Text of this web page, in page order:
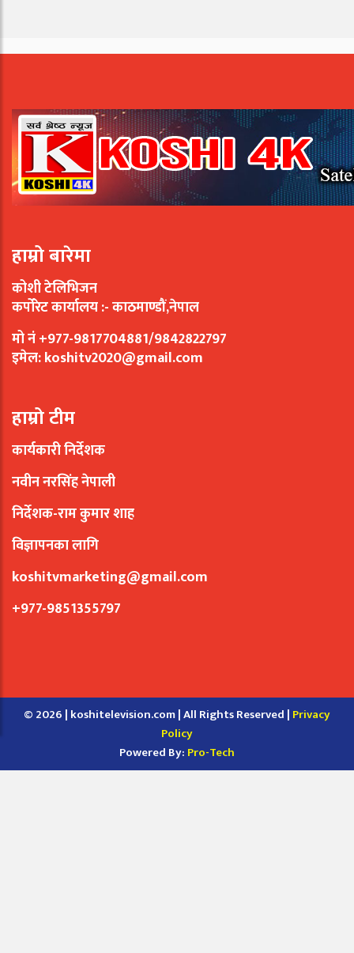
हाम्रो बारेमा
कोशी टेलिभिजन
कर्पोरेट कार्यालय :- काठमाण्डौं,नेपाल
मो नं +977-9817704881/9842822797
इमेल:koshitv2020@gmail.com
हाम्रो टीम
कार्यकारी निर्देशक
नवीन नरसिंह नेपाली
निर्देशक-राम कुमार शाह
विज्ञापनका लागि
koshitvmarketing@gmail.com
+977-9851355797
© 2026 | koshitelevision.com | All Rights Reserved | Privacy
Policy
Powered By: Pro-Tech